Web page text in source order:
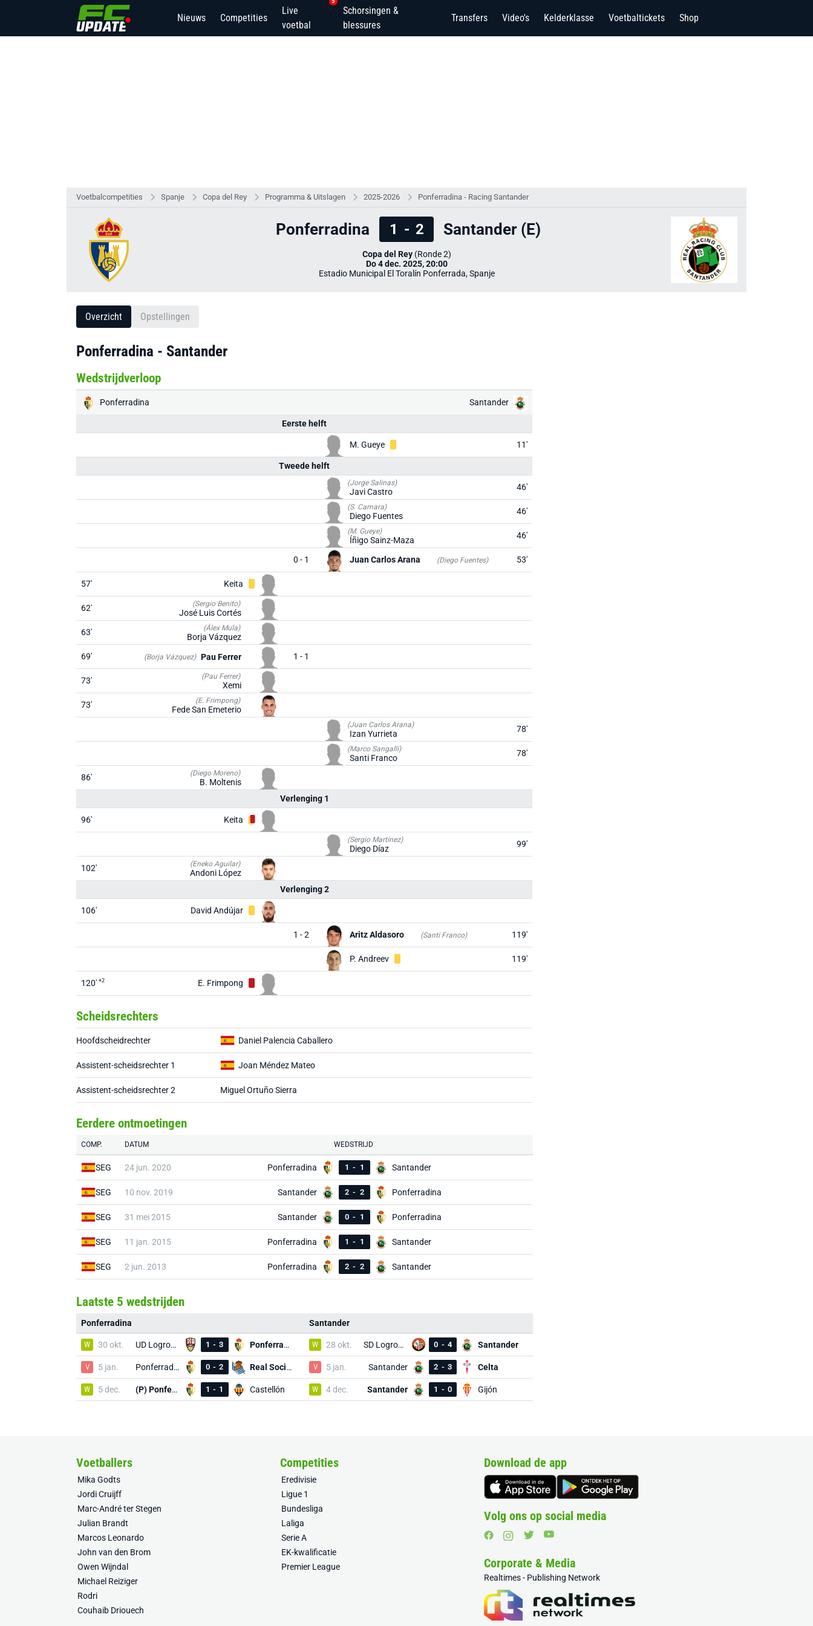
Nieuws Competities
Live
voetbal
Schorsingen &
blessures
Transfers Video's Kelderklasse Voetbaltickets Shop
Voetbalcompetities Spanje Copa del Rey Programma & Uitslagen 2025-2026 Ponferradina - Racing Santander
Ponferradina 1 - 2 Santander (E)
Copa del Rey(Ronde 2)
Do 4 dec. 2025, 20:00
Estadio Municipal El Toralín Ponferrada, Spanje
Overzicht Opstellingen
Ponferradina - Santander
Wedstrijdverloop
Ponferradina Santander
Eerste helft
M. Gueye 11'
Tweede helft
(Jorge Salinas)
Javi Castro 46'
(S. Camara)
Diego Fuentes 46'
(M. Gueye)
Íñigo Sainz-Maza 46'
0 - 1 Juan Carlos Arana (Diego Fuentes) 53'
57' Keita
62' (Sergio Benito)
José Luis Cortés
63'
(Álex Mula)
Borja Vázquez
69'
(Borja Vázquez) Pau Ferrer 1 - 1
73' (Pau Ferrer)
Xemi
73'
(E. Frimpong)
Fede San Emeterio
(Juan Carlos Arana)
Izan Yurrieta 78'
(Marco Sangalli)
Santi Franco 78'
86' (Diego Moreno)
B. Moltenis
Verlenging 1
96' Keita
(Sergio Martínez)
Diego Díaz 99'
102' (Eneko Aguilar)
Andoni López
Verlenging 2
106' David Andújar
1 - 2 Aritz Aldasoro (Santi Franco) 119'
P. Andreev 119'
120' +2 E. Frimpong
Scheidsrechters
Hoofdscheidrechter Daniel Palencia Caballero
Assistent-scheidsrechter 1 Joan Méndez Mateo
Assistent-scheidsrechter 2 Miguel Ortuño Sierra
Eerdere ontmoetingen
COMP. DATUM WEDSTRIJD
SEG 24 jun. 2020 Ponferradina 1 - 1 Santander
SEG 10 nov. 2019 Santander 2 - 2 Ponferradina
SEG 31 mei 2015 Santander 0 - 1 Ponferradina
SEG 11 jan. 2015 Ponferradina 1 - 1 Santander
SEG 2 jun. 2013 Ponferradina 2 - 2 Santander
Laatste 5 wedstrijden
Ponferradina
W 30 okt. UD Logroñés 1 - 3 Ponferradina
V 5 jan. Ponferradina 0 - 2 Real Sociedad
W 5 dec. (P) Ponferradina 1 - 1 Castellón
Santander
W 28 okt. SD Logroñés 0 - 4 Santander
V 5 jan. Santander 2 - 3 Celta
W 4 dec. Santander 1 - 0 Gijón
Voetballers
Mika Godts
Jordi Cruijff
Marc-André ter Stegen
Julian Brandt
Marcos Leonardo
John van den Brom
Owen Wijndal
Michael Reiziger
Rodri
Couhaib Driouech
Competities
Eredivisie
Ligue 1
Bundesliga
Laliga
Serie A
EK-kwalificatie
Premier League
Download de app
Volg ons op social media
Corporate & Media
Realtimes - Publishing Network